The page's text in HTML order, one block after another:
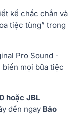
kế chắc chắn và
tiệc tùng” trong
Pro Sound -
biến mọi bữa tiệc
hoặc JBL
đến ngay Bảo